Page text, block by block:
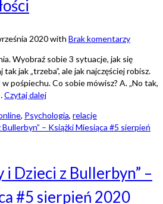
2020with Brak komentarzy
Wyobraź sobie 3 sytuacje, jak się
jak „trzeba”, ale jak najczęściej robisz.
w pośpiechu. Co sobie mówisz? A. „No tak,
Czytaj dalej
, Psychologia, relacje
i Dzieci z Bullerbyn” –
#5 sierpień 2020